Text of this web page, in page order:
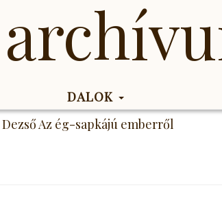
DALOK
Az ég-sapkájú emberről